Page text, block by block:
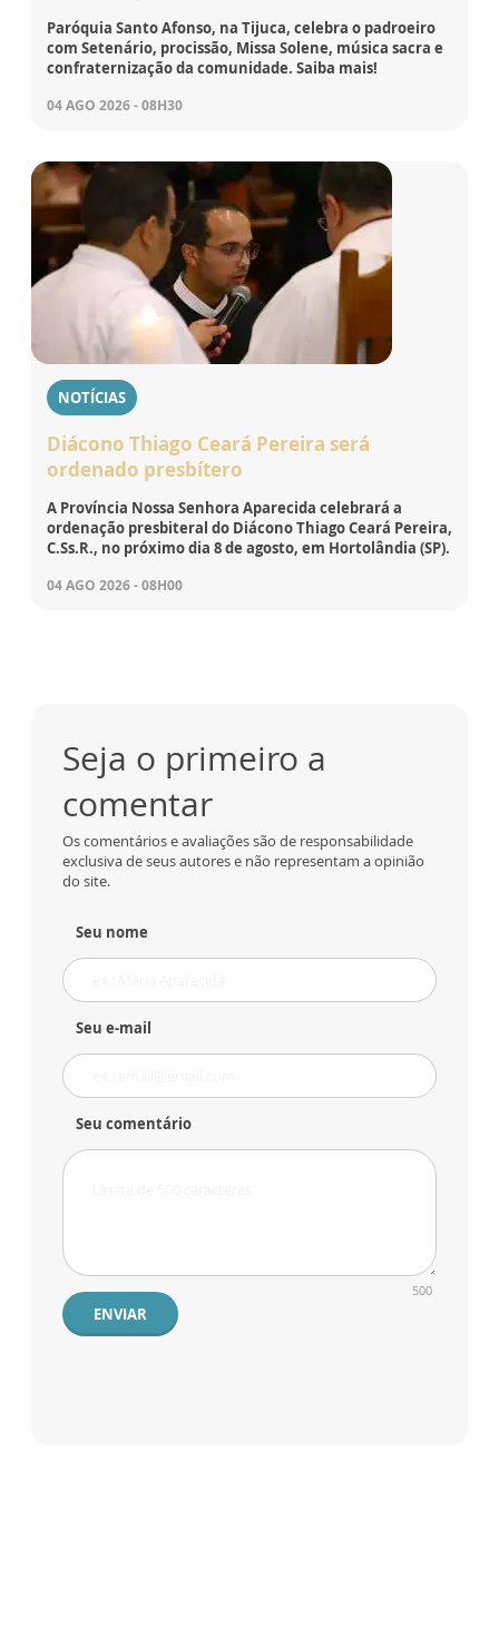
Paróquia Santo Afonso, na Tijuca, celebra o padroeiro
com Setenário, procissão, Missa Solene, música sacra e
confraternização da comunidade. Saiba mais!
04 AGO 2026 - 08H30
NOTÍCIAS
Diácono Thiago Ceará Pereira será
ordenado presbítero
A Província Nossa Senhora Aparecida celebrará a
ordenação presbiteral do Diácono Thiago Ceará Pereira,
C.Ss.R., no próximo dia 8 de agosto, em Hortolândia (SP).
04 AGO 2026 - 08H00
Seja o primeiro a
comentar
Os comentários e avaliações são de responsabilidade
exclusiva de seus autores e não representam a opinião
do site.
Seu nome
Seu e-mail
Seu comentário
500
ENVIAR